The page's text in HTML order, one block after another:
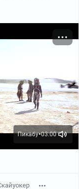
Пикабу●03:00